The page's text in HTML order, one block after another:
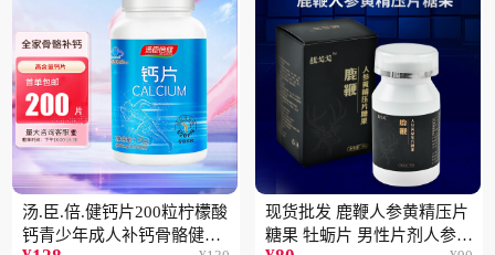
汤.臣.倍.健钙片200粒柠檬酸
钙青少年成人补钙骨骼健康
现货批发 鹿鞭人参黄精压片
糖果 牡蛎片 男性片剂人参黄